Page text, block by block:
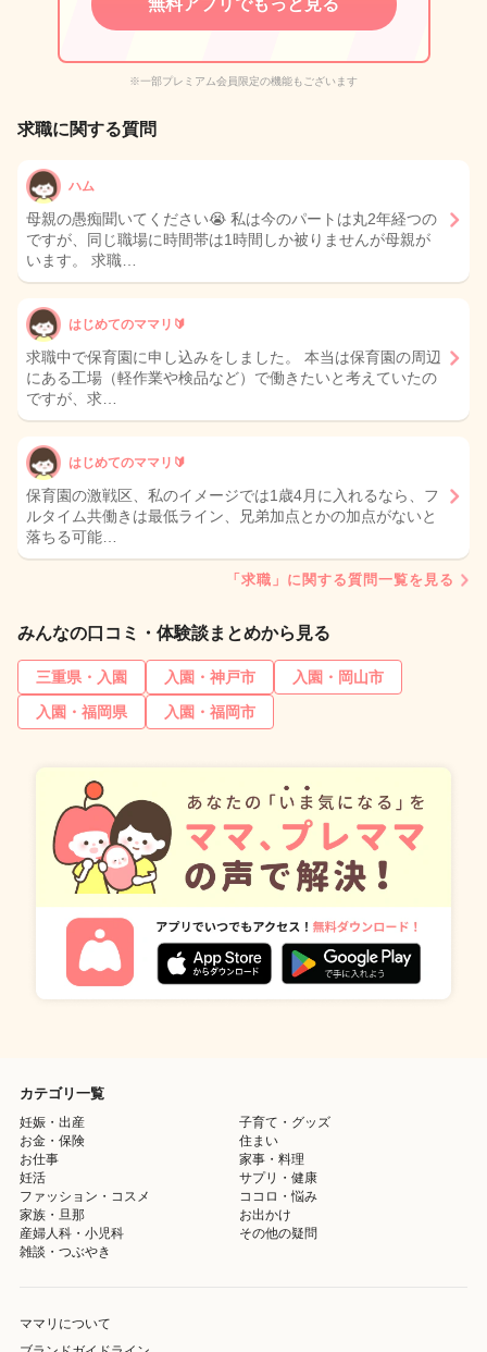
無料アプリでもっと見る
※一部プレミアム会員限定の機能もございます
求職に関する質問
ハム
母親の愚痴聞いてください😭 私は今のパートは丸2年経つの
ですが、同じ職場に時間帯は1時間しか被りませんが母親が
います。 求職…
はじめてのママリ🔰
求職中で保育園に申し込みをしました。 本当は保育園の周辺
にある工場（軽作業や検品など）で働きたいと考えていたの
ですが、求…
はじめてのママリ🔰
保育園の激戦区、私のイメージでは1歳4月に入れるなら、フ
ルタイム共働きは最低ライン、兄弟加点とかの加点がないと
落ちる可能…
「求職」に関する質問一覧を見る
みんなの口コミ・体験談まとめから見る
三重県・入園 入園・神戸市
入園・岡山市
入園・福岡県
入園・福岡市
カテゴリ一覧
妊娠・出産
子育て・グッズ
お金・保険
住まい
お仕事
家事・料理
妊活
サプリ・健康
ファッション・コスメ
ココロ・悩み
家族・旦那
お出かけ
産婦人科・小児科
その他の疑問
雑談・つぶやき
ママリについて